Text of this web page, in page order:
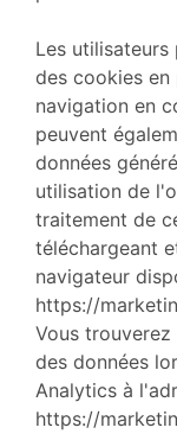
Les
des cookies
navigation en
peuvent
données
utilisation de
traitement de
téléchargeant
navigateur
https://
Vous
des données
Analytics à
https://